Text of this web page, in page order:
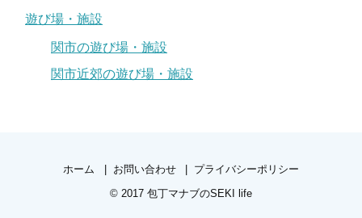
遊び場・施設
関市の遊び場・施設
関市近郊の遊び場・施設
ホーム お問い合わせ
プライバシーポリシー
© 2017 包丁マナブのSEKI life